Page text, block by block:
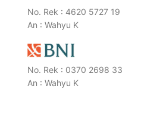
No. Rek : 4620 5727 19
An : Wahyu K
No. Rek : 0370 2698 33
An : Wahyu K